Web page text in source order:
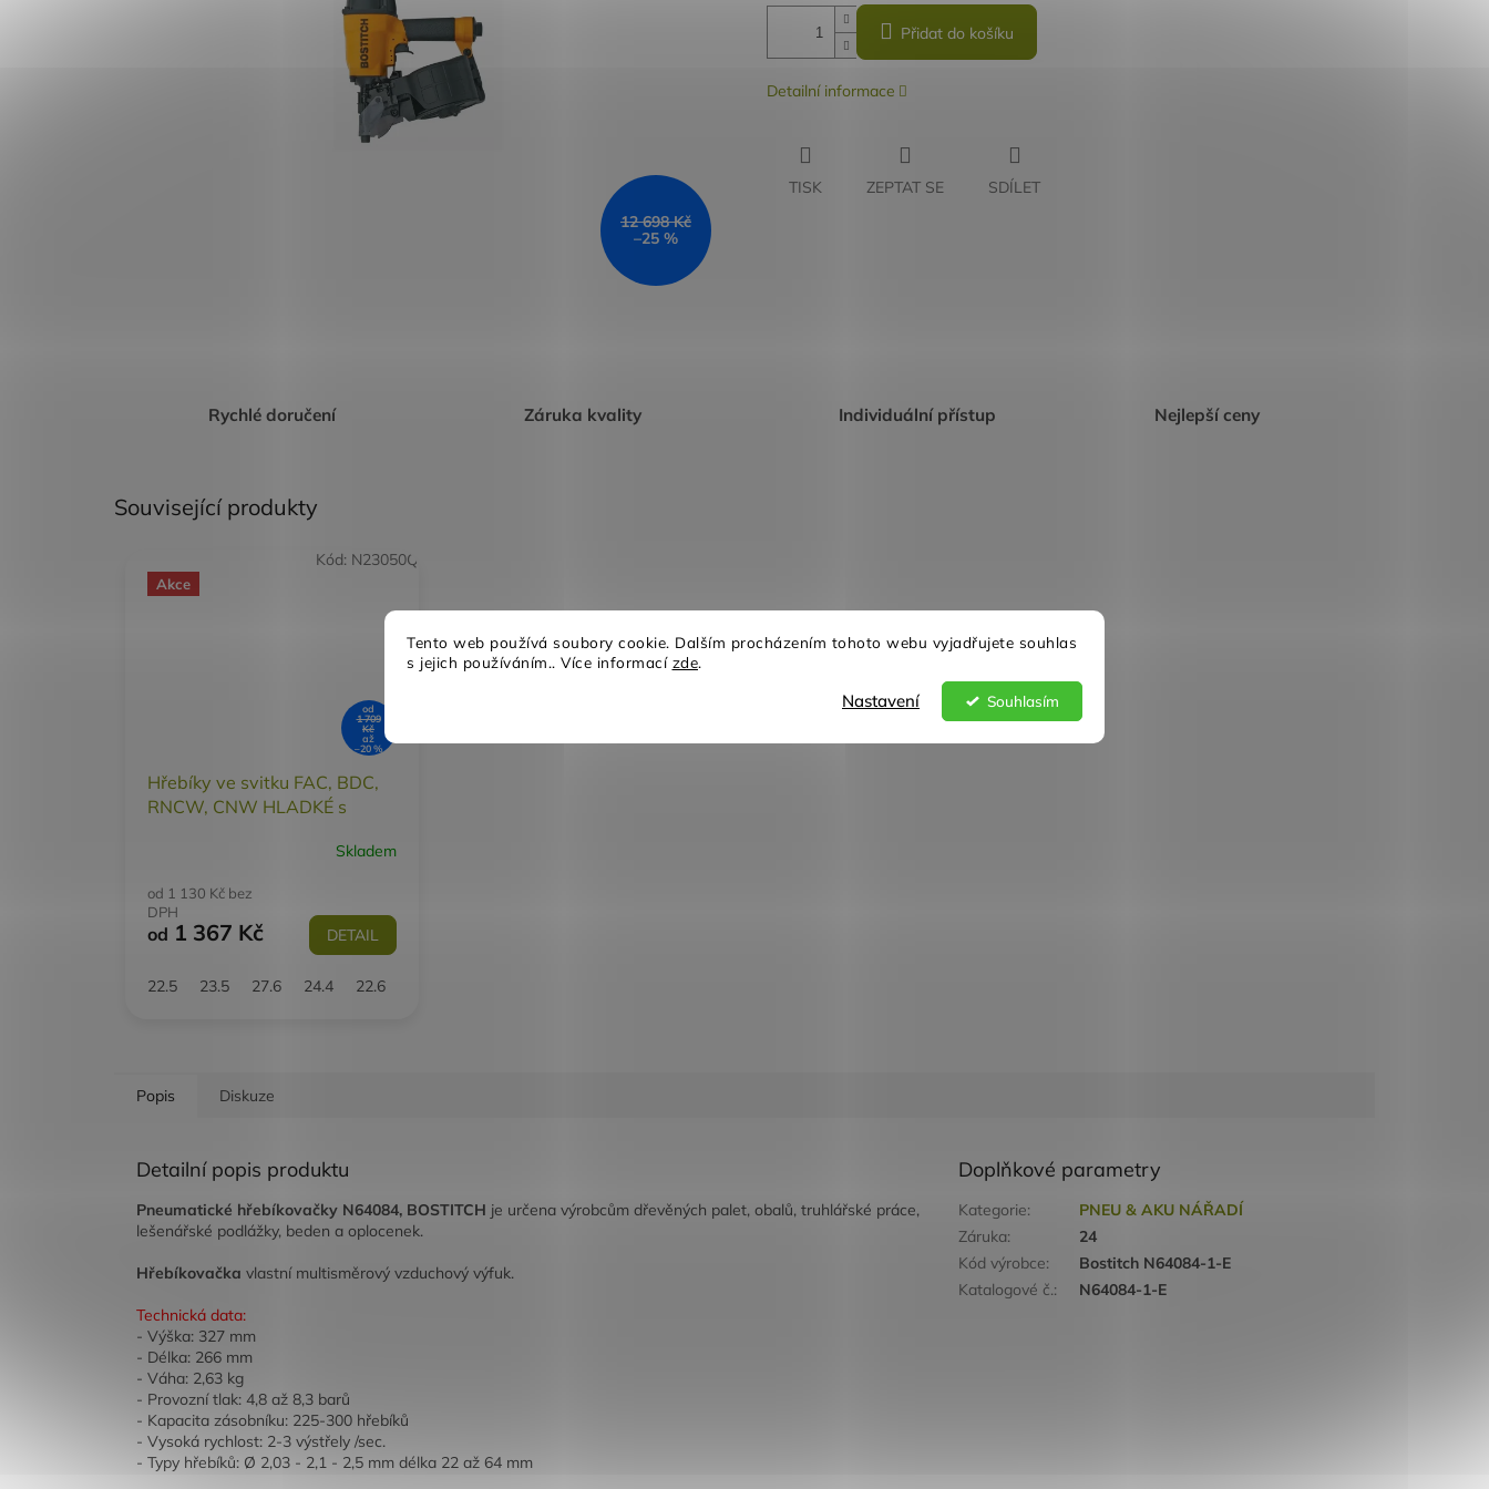
Tento web používá soubory cookie. Dalším procházením tohoto webu vyjadřujete souhlas
s jejich používáním.. Více informací zde.
Souhlasím
Nastavení
12 698 Kč
–25 %
Přidat do košíku
Detailní informace
TISK ZEPTAT SE SDÍLET
Rychlé doručení Záruka kvality Individuální přístup Nejlepší ceny
Související produkty
Akce
od
1 709
Kč
až
–20 %
Hřebíky ve svitku FAC, BDC,
RNCW, CNW HLADKÉ s
Skladem
od 1 130 Kč bez
DPH
od 1 367 Kč DETAIL
22.5 23.5 27.6 24.4 22.6
Kód: N23050Q
Popis Diskuze
Detailní popis produktu
Pneumatické hřebíkovačky N64084, BOSTITCH je určena výrobcům dřevěných palet, obalů, truhlářské práce,
lešenářské podlážky, beden a oplocenek.
Hřebíkovačka vlastní multisměrový vzduchový výfuk.
Technická data:
- Výška: 327 mm
- Délka: 266 mm
- Váha: 2,63 kg
- Provozní tlak: 4,8 až 8,3 barů
- Kapacita zásobníku: 225-300 hřebíků
- Vysoká rychlost: 2-3 výstřely /sec.
- Typy hřebíků: Ø 2,03 - 2,1 - 2,5 mm délka 22 až 64 mm
Doplňkové parametry
Kategorie:
PNEU & AKU NÁŘADÍ
Záruka:
24
Kód výrobce:
Bostitch N64084-1-E
Katalogové č.: N64084-1-E